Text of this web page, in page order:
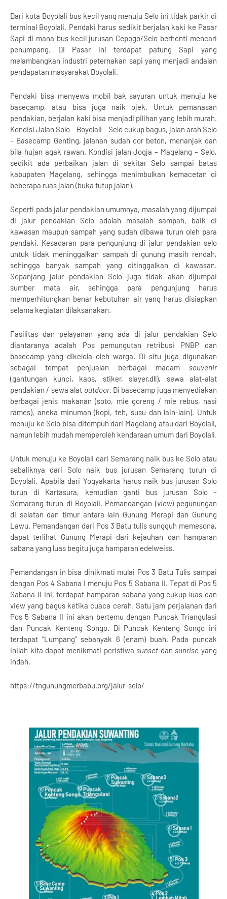
Dari kota Boyolali bus kecil yang menuju Selo ini tidak parkir di
terminal Boyolali. Pendaki harus sedikit berjalan kaki ke Pasar
Sapi di mana bus kecil jurusan Cepogo/Selo berhenti mencari
penumpang. Di Pasar ini terdapat patung Sapi yang
melambangkan industri peternakan sapi yang menjadi andalan
pendapatan masyarakat Boyolali.
Pendaki bisa menyewa mobil bak sayuran untuk menuju ke
basecamp, atau bisa juga naik ojek. Untuk pemanasan
pendakian, berjalan kaki bisa menjadi pilihan yang lebih murah.
Kondisi Jalan Solo – Boyolali – Selo cukup bagus, jalan arah Selo
– Basecamp Genting, jalanan sudah cor beton, menanjak dan
bila hujan agak rawan. Kondisi jalan Jogja – Magelang – Selo,
sedikit ada perbaikan jalan di sekitar Selo sampai batas
kabupaten Magelang, sehingga menimbulkan kemacetan di
beberapa ruas jalan (buka tutup jalan).
Seperti pada jalur pendakian umumnya, masalah yang dijumpai
di jalur pendakian Selo adalah masalah sampah, baik di
kawasan maupun sampah yang sudah dibawa turun oleh para
pendaki. Kesadaran para pengunjung di jalur pendakian selo
untuk tidak meninggalkan sampah di gunung masih rendah,
sehingga banyak sampah yang ditinggalkan di kawasan.
Sepanjang jalur pendakian Selo juga tidak akan dijumpai
sumber mata air, sehingga para pengunjung harus
memperhitungkan benar kebutuhan air yang harus disiapkan
selama kegiatan dilaksanakan.
Fasilitas dan pelayanan yang ada di jalur pendakian Selo
diantaranya adalah Pos pemungutan retribusi PNBP dan
basecamp yang dikelola oleh warga. Di situ juga digunakan
sebagai tempat penjualan berbagai macam souvenir
(gantungan kunci, kaos, stiker, slayer,dll), sewa alat-alat
pendakian / sewa alat outdoor. Di basecamp juga menyediakan
berbagai jenis makanan (soto, mie goreng / mie rebus, nasi
rames), aneka minuman (kopi, teh, susu dan lain-lain). Untuk
menuju ke Selo bisa ditempuh dari Magelang atau dari Boyolali,
namun lebih mudah memperoleh kendaraan umum dari Boyolali.
Untuk menuju ke Boyolali dari Semarang naik bus ke Solo atau
sebaliknya dari Solo naik bus jurusan Semarang turun di
Boyolali. Apabila dari Yogyakarta harus naik bus jurusan Solo
turun di Kartasura, kemudian ganti bus jurusan Solo –
Semarang turun di Boyolali. Pemandangan (view) pegunungan
di selatan dan timur antara lain Gunung Merapi dan Gunung
Lawu. Pemandangan dari Pos 3 Batu tulis sungguh memesona,
dapat terlihat Gunung Merapi dari kejauhan dan hamparan
sabana yang luas begitu juga hamparan edelweiss.
Pemandangan in bisa dinikmati mulai Pos 3 Batu Tulis sampai
dengan Pos 4 Sabana I menuju Pos 5 Sabana II. Tepat di Pos 5
Sabana II ini, terdapat hamparan sabana yang cukup luas dan
view yang bagus ketika cuaca cerah. Satu jam perjalanan dari
Pos 5 Sabana II ini akan bertemu dengan Puncak Triangulasi
dan Puncak Kenteng Songo. Di Puncak Kenteng Songo ini
terdapat ”Lumpang” sebanyak 6 (enam) buah. Pada puncak
inilah kita dapat menikmati peristiwasunset dansunrise yang
indah.
https://tngunungmerbabu.org/jalur-selo/